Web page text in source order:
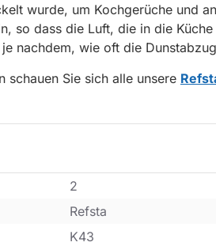
wurde, um Kochgerüche und
so dass die Luft, die in die
nachdem, wie oft die
schauen Sie sich alle unsere
2
Refsta
K43